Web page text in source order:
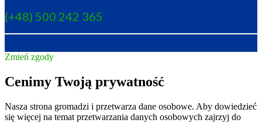
(+48) 500 242 365
Zmień zgody
Cenimy Twoją prywatność
Nasza strona gromadzi i przetwarza dane osobowe. Aby dowiedzieć
się więcej na temat przetwarzania danych osobowych zajrzyj do